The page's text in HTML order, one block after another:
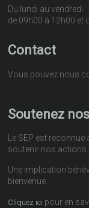
Du lundi au vendredi
de 09h00 à 12h00 et
Contact
Vous pouvez nous
Soutenez
Le SEP est
soutenir nos actions
Une implication
bienvenue.
Cliquez ici pour en